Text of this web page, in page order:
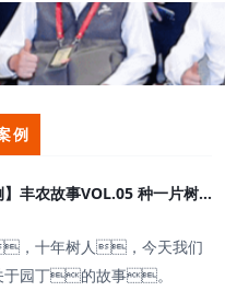
例
】丰农故事VOL.05 种一片树
，十年树人，今天我们
于园丁的故事。